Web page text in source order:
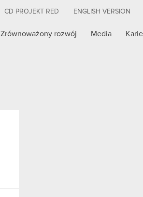
CD PROJEKT RED ENGLISH VERSION
Zrównoważony rozwój Media